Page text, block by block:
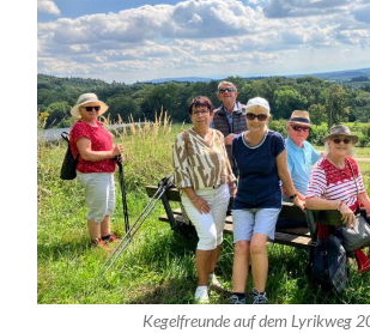
Kegelfreunde auf dem Lyrikweg